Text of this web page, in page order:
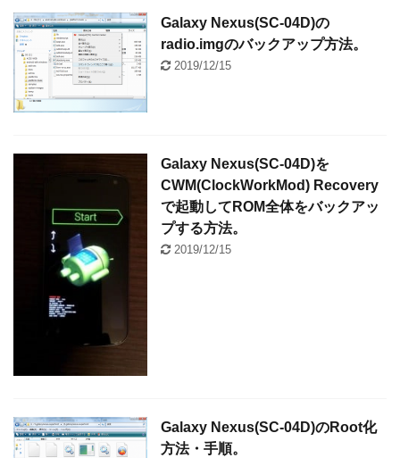
Galaxy Nexus(SC-04D)の
radio.imgのバックアップ方法。
2019/12/15
Galaxy Nexus(SC-04D)を
CWM(ClockWorkMod) Recovery
で起動してROM全体をバックアッ
プする方法。
2019/12/15
Galaxy Nexus(SC-04D)のRoot化
方法・手順。